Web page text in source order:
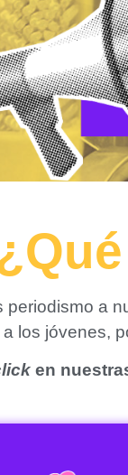
periodismo a
a los jóvenes,
en